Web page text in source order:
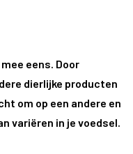
eens. Door
dierlijke producten
om op een andere en
variëren in je voedsel.